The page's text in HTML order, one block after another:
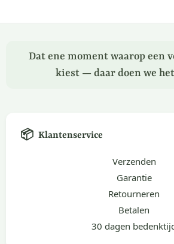
Dat ene moment waarop een
kiest — daar doen we
📦 Klantenservice
Verzenden
Garantie
Retourneren
Betalen
30 dagen